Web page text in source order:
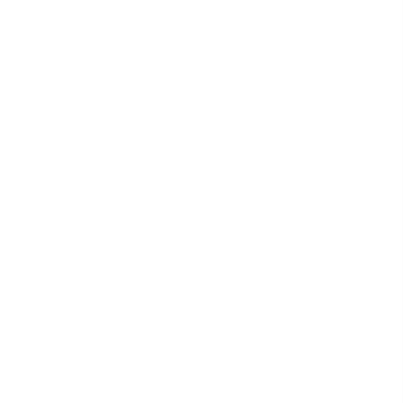
cu 6% CREAM OXYD și se aplică pe părul uscat.